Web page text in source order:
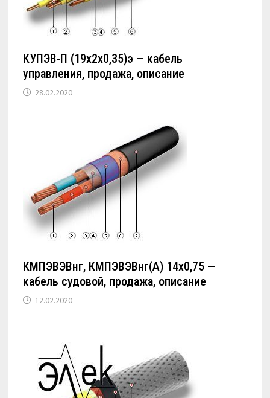
КУПЭВ-П (19х2х0,35)э — кабель
управления, продажа, описание
28.02.2020
КМПЭВЭВнг, КМПЭВЭВнг(А) 14х0,75 —
кабель судовой, продажа, описание
12.02.2020